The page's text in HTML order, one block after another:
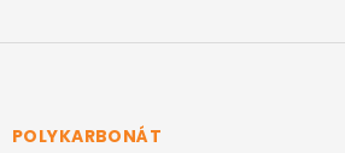
Z
aPOLYKARBONÁT